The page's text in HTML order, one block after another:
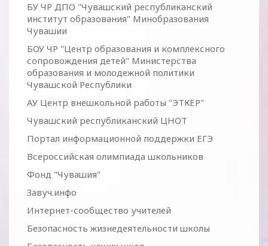
БУ ЧР ДПО "Чувашский республиканский
институт образования" Минобразования
Чувашии
БОУ ЧР "Центр образования и комплексного
сопровождения детей" Министерства
образования и молодежной политики
Чувашской Республики
АУ Центр внешкольной работы "ЭТКЕР"
Чувашский республиканский ЦНОТ
Портал информационной поддержки ЕГЭ
Всероссийская олимпиада школьников
Фонд "Чувашия"
Завуч.инфо
Интернет-сообщество учителей
Безопасность жизнедеятельности школы